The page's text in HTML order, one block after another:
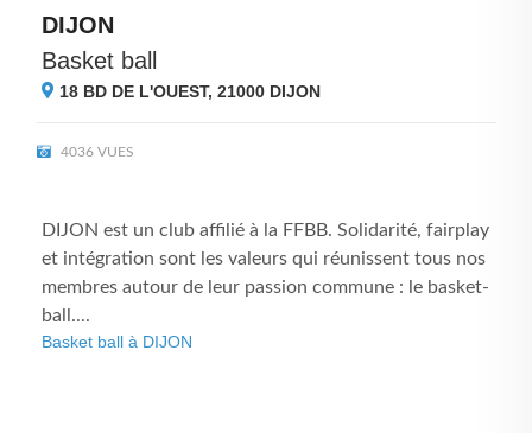
DIJON
Basket ball
18 BD DE L'OUEST, 21000 DIJON
4036 VUES
DIJON est un club affilié à la FFBB. Solidarité, fairplay
et intégration sont les valeurs qui réunissent tous nos
membres autour de leur passion commune : le basket-
ball....
Basket ball à DIJON